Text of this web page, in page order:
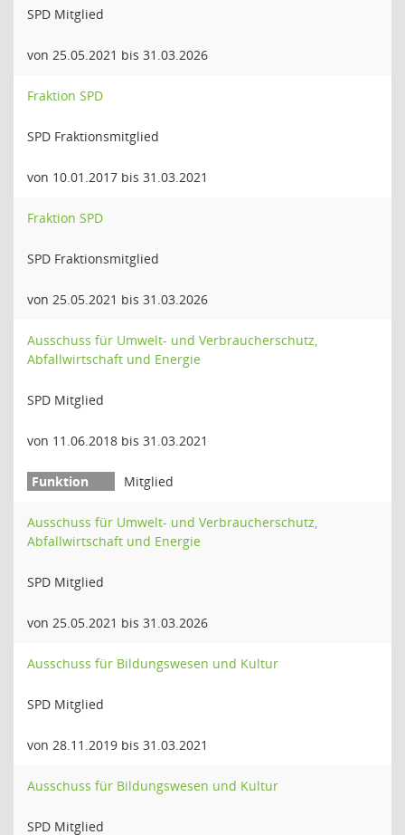
SPD Mitglied
von 25.05.2021 bis 31.03.2026
Fraktion SPD
SPD Fraktionsmitglied
von 10.01.2017 bis 31.03.2021
Fraktion SPD
SPD Fraktionsmitglied
von 25.05.2021 bis 31.03.2026
Ausschuss für Umwelt- und Verbraucherschutz,
Abfallwirtschaft und Energie
SPD Mitglied
von 11.06.2018 bis 31.03.2021
Mitglied
Ausschuss für Umwelt- und Verbraucherschutz,
Abfallwirtschaft und Energie
SPD Mitglied
von 25.05.2021 bis 31.03.2026
Ausschuss für Bildungswesen und Kultur
SPD Mitglied
von 28.11.2019 bis 31.03.2021
Ausschuss für Bildungswesen und Kultur
SPD Mitglied